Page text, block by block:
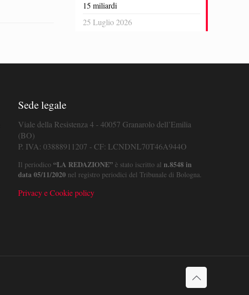
15 miliardi
25 Luglio 2026
Sede legale
Viale della Resistenza 4 - 40057 Granarolo dell’Emilia
(BO)
P. IVA: 03888911207 - CF: LCNDNL70T46A944O
Il periodico “LA REDAZIONE”è stato iscritto al n.8548 in
data 05/11/2020nel registro periodici del Tribunale di Bologna.
Privacy e Cookie policy